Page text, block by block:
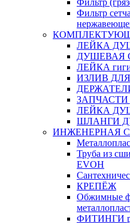
Фильтр
Фильтр
ЛЕЙКА
ДУШЕВАЯ
ЛЕЙКА
ИЗЛИВ
ЛЕЙКА
ШЛАНГИ
ИНЖЕНЕРНАЯ
Труба из
EVOH
КРЕПЁЖ
Обжимные
ФИТИНГИ